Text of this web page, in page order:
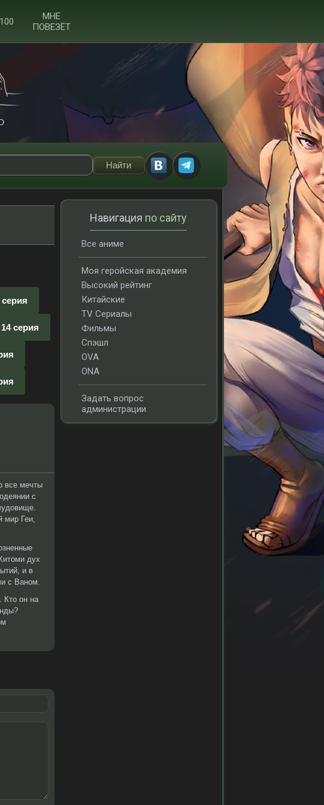
МНЕ
ПОВЕЗЁТ
серия
14 серия
все мечты
с
мир Геи,
дух
и в
с Ваном.
Кто он на
Навигация по сайту
Все аниме
Моя геройская академия
Высокий рейтинг
Китайские
TV Сериалы
Фильмы
Спэшл
OVA
ONA
Задать вопрос
администрации